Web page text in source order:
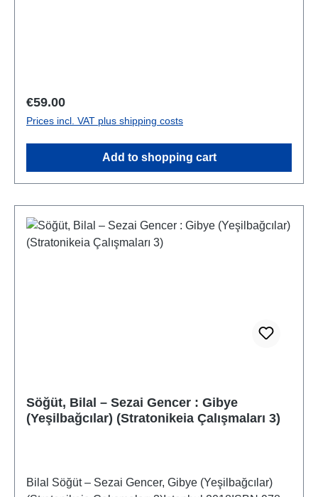
Regular price:
€59.00
Prices incl. VAT plus shipping costs
Add to shopping cart
Söğüt, Bilal – Sezai Gencer : Gibye
(Yeşilbağcılar) (Stratonikeia Çalışmaları 3)
Bilal Söğüt – Sezai Gencer, Gibye (Yeşilbağcılar)